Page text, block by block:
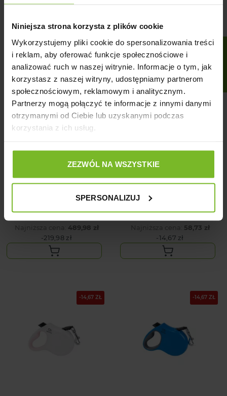
Niniejsza strona korzysta z plików cookie
Wykorzystujemy pliki cookie do spersonalizowania treści
i reklam, aby oferować funkcje społecznościowe i
analizować ruch w naszej witrynie. Informacje o tym, jak
korzystasz z naszej witryny, udostępniamy partnerom
społecznościowym, reklamowym i analitycznym.
Partnerzy mogą połączyć te informacje z innymi danymi
otrzymanymi od Ciebie lub uzyskanymi podczas
korzystania z ich usług.
ZEZWÓL NA WSZYSTKIE
SPERSONALIZUJ
AQUAEL LEDDY SLIM
Cena podstawowa
699,98 zł
Cena
270,00 zł
Najniższa cena: 489,98 zł
-219,98 zł
AMIPLAY SMYCZ
MAŁEGO PSA
FREEDOM S
Cena podstawowa
58,73 zł
Cena
44,06 zł
Najniższa cena: 58,73 zł
-14,67 zł
-14,67 ZŁ -14,67 ZŁ